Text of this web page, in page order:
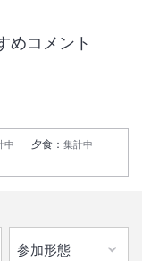
めコメント
中 夕食 ： 集計中